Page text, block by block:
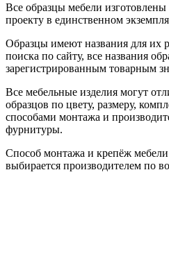
Все образцы мебели
проекту в единственном
Образцы имеют названия для их
поиска по сайту, все названия
зарегистрированным товарным
Все мебельные изделия могут
образцов по цвету, размеру,
способами монтажа и
фурнитуры.
Способ монтажа и крепёж
выбирается производителем по